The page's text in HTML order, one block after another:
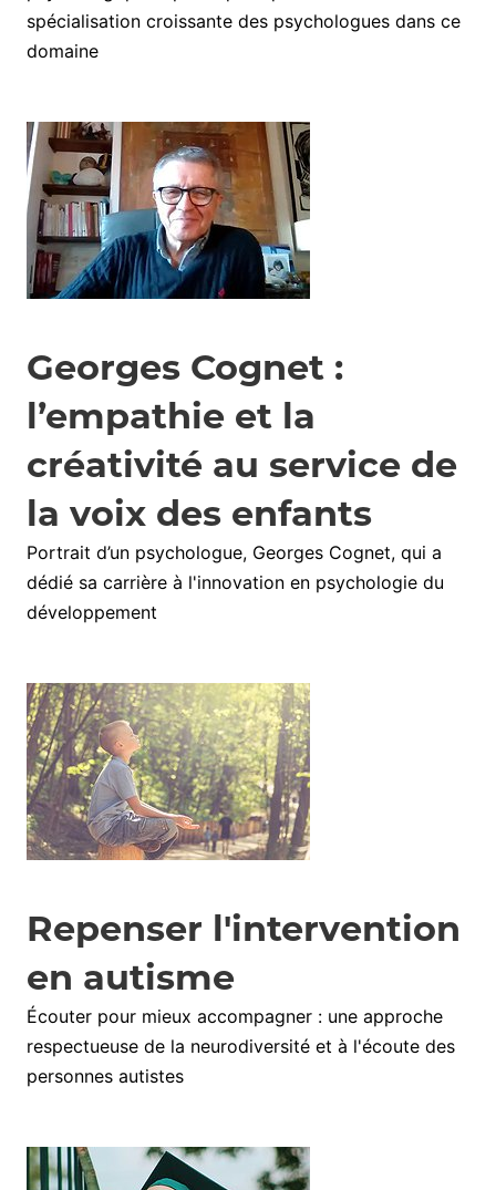
spécialisation croissante des psychologues dans ce
domaine
Georges Cognet :
l’empathie et la
créativité au service de
la voix des enfants
Portrait d’un psychologue, Georges Cognet, qui a
dédié sa carrière à l'innovation en psychologie du
développement
Repenser l'intervention
en autisme
Écouter pour mieux accompagner : une approche
respectueuse de la neurodiversité et à l'écoute des
personnes autistes